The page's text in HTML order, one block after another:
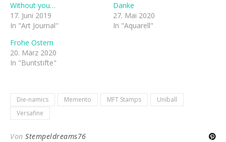
Without you…
17. Juni 2019
In "Art Journal"
Danke
27. Mai 2020
In "Aquarell"
Frohe Ostern
20. März 2020
In "Buntstifte"
Die-namics Memento MFT Stamps
Uniball
Versafine
Von Stempeldreams76